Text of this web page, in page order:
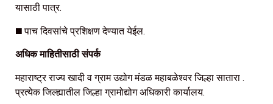
यासाठी पात्र.
◼️ पाच दिवसांचे प्रशिक्षण देण्यात येईल.
अधिक माहितीसाठी संपर्क
महाराष्ट्र राज्य खादी व ग्राम उद्योग मंडळ महाबळेश्वर जिल्हा सातारा .
प्रत्येक जिल्ह्यातील जिल्हा ग्रामोद्योग अधिकारी कार्यालय.